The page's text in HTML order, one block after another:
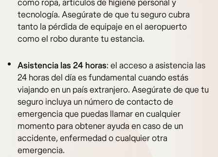
como ropa, artículos de higiene personal y
tecnología. Asegúrate de que tu seguro cubra
tanto la pérdida de equipaje en el aeropuerto
como el robo durante tu estancia.
Asistencia las 24 horas: el acceso a asistencia las
24 horas del día es fundamental cuando estás
viajando en un país extranjero. Asegúrate de que tu
seguro incluya un número de contacto de
emergencia que puedas llamar en cualquier
momento para obtener ayuda en caso de un
accidente, enfermedad o cualquier otra
emergencia.